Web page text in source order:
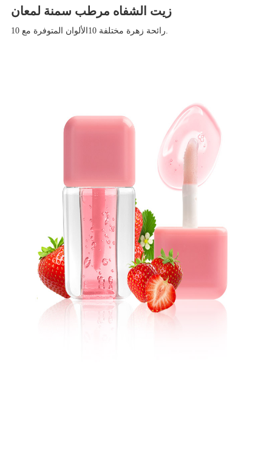
زيت الشفاه مرطب سمنة لمعان
10 الألوان المتوفرة مع 10 رائحة زهرة مختلفة.